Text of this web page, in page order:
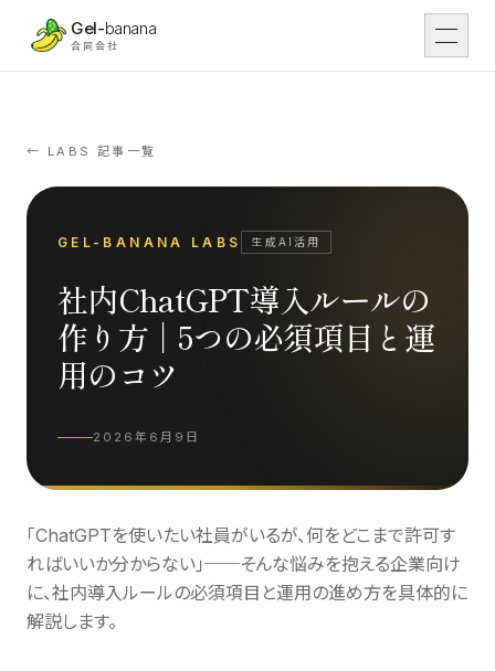
本文へスキップ
Gel-banana
合同会社
01 DX
02
IT IT開発
Tsunaga Room
Rental
06 Labs AI/DX解説
07About 会社情報
← LABS 記事一覧
GEL-BANANA LABS 生成AI活用
社内ChatGPT導入ルールの
作り方｜5つの必須項目と運
用のコツ
2026年6月9日
「ChatGPTを使いたい社員がいるが、何をどこまで許可す
ればいいか分からない」──そんな悩みを抱える企業向け
に、社内導入ルールの必須項目と運用の進め方を具体的に
解説します。